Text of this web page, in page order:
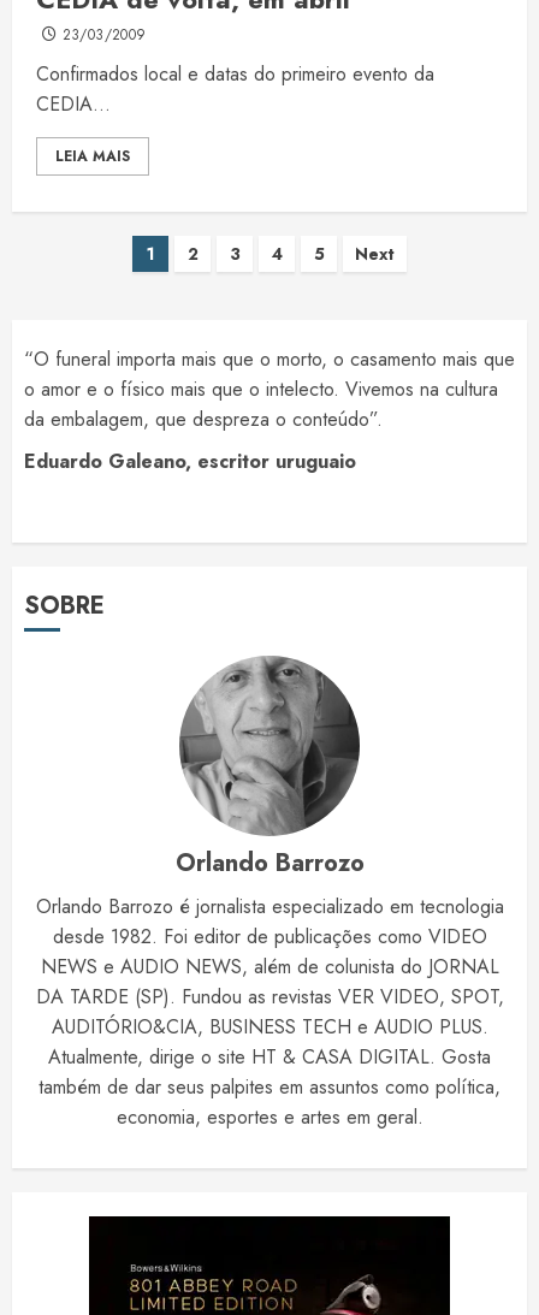
23/03/2009
Confirmados local e datas do primeiro evento da
CEDIA...
LEIA MAIS
Paginação
posts
1 2 3 4 5 Next
“O funeral importa mais que o morto, o casamento mais que
o amor e o físico mais que o intelecto. Vivemos na cultura
da embalagem, que despreza o conteúdo”.
Eduardo Galeano, escritor uruguaio
SOBRE
Orlando Barrozo
Orlando Barrozo é jornalista especializado em tecnologia
desde 1982. Foi editor de publicações como VIDEO
NEWS e AUDIO NEWS, além de colunista do JORNAL
DA TARDE (SP). Fundou as revistas VER VIDEO, SPOT,
AUDITÓRIO&CIA, BUSINESS TECH e AUDIO PLUS.
Atualmente, dirige o site HT & CASA DIGITAL. Gosta
também de dar seus palpites em assuntos como política,
economia, esportes e artes em geral.